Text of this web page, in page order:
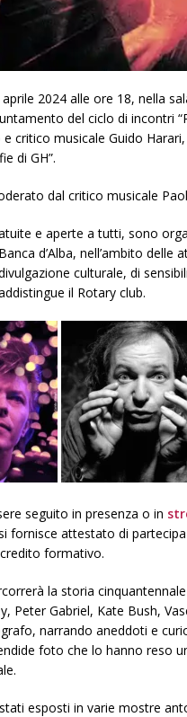
2024 alle ore 18, nella
del ciclo di incontri
critico musicale Guido
di GH”.
dal critico musicale
e aperte a tutti, sono
d’Alba, nell’ambito
culturale, di
il Rotary club.
seguito in presenza o in
fornisce attestato di
formativo.
la storia
Peter Gabriel, Kate Bush,
narrando aneddoti e
foto che lo hanno reso
esposti in varie mostre